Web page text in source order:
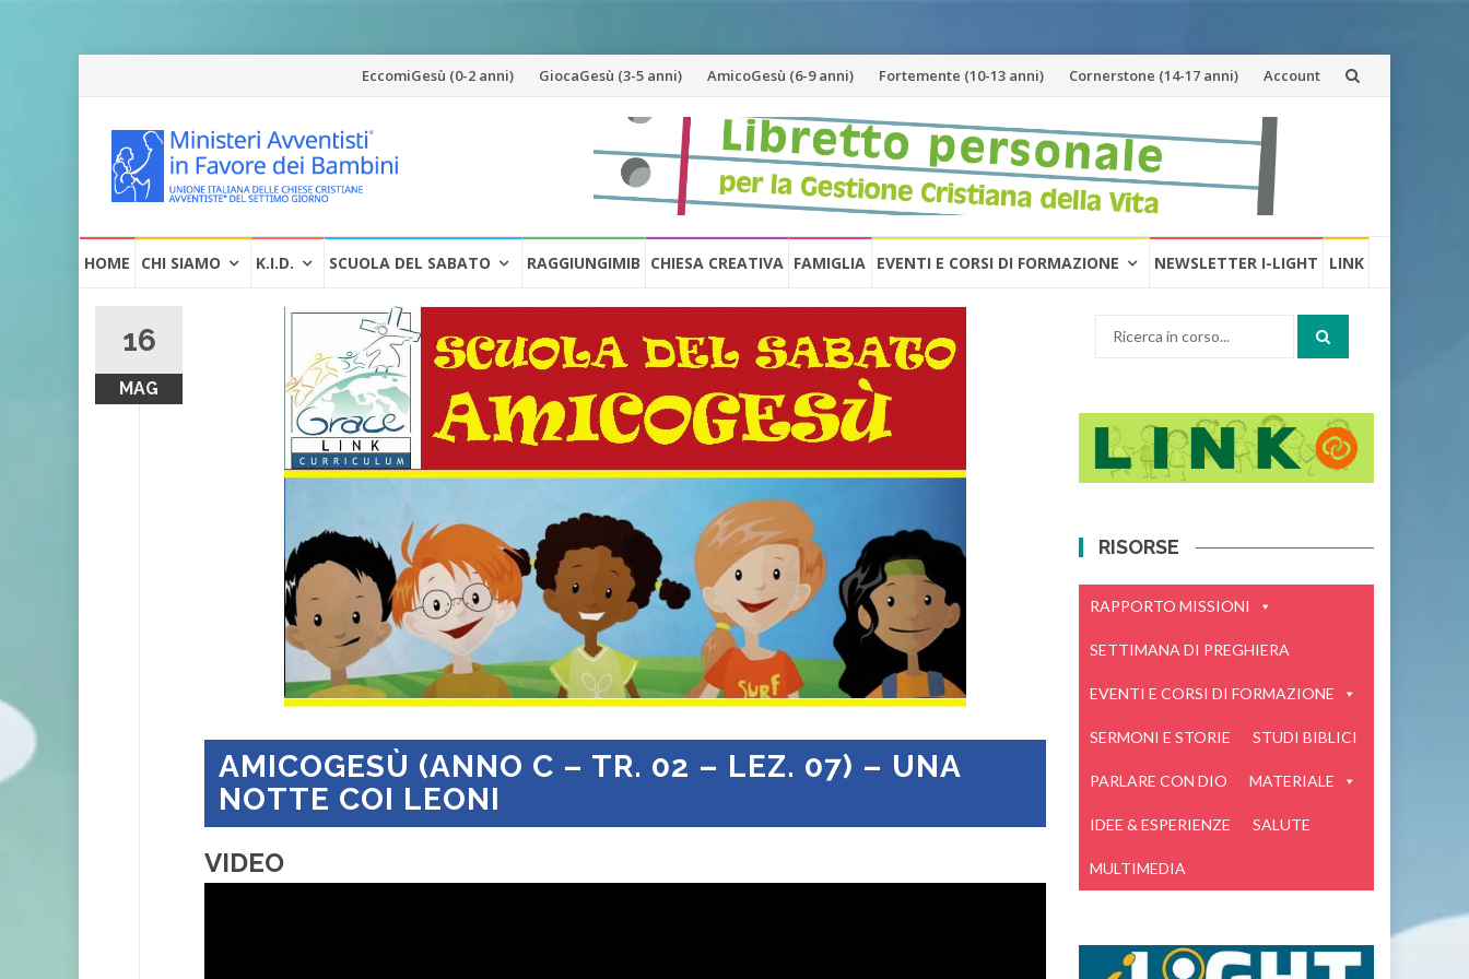
Vai
contenuto
EccomiGesù (0-2 anni) GiocaGesù (3-5 anni) AmicoGesù (6-9 anni) Fortemente (10-13 anni) Cornerstone (14-17 anni) Account
alHOME CHI SIAMO K.I.D. SCUOLA DEL SABATO RAGGIUNGIMIB CHIESA CREATIVA FAMIGLIA EVENTI E CORSI DI FORMAZIONE NEWSLETTER I-LIGHT LINK
16
MAG
AMICOGESÙ (ANNO C – TR. 02 – LEZ. 07) – UNA
NOTTE COI LEONI
VIDEO
RISORSE
RAPPORTO MISSIONI
SETTIMANA DI PREGHIERA
EVENTI E CORSI DI FORMAZIONE
SERMONI E STORIE STUDI BIBLICI
PARLARE CON DIO MATERIALE
IDEE & ESPERIENZE SALUTE
MULTIMEDIA